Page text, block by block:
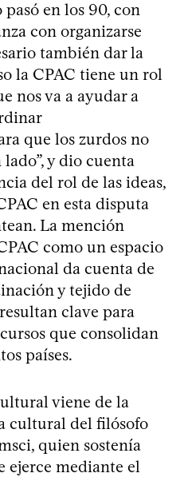
en los 90, con
con organizarse
también dar la
la CPAC tiene un rol
nos va a ayudar a
que los zurdos no
y dio cuenta
del rol de las ideas,
en esta disputa
La mención
como un espacio
da cuenta de
y tejido de
clave para
que consolidan
países.
viene de la
cultural del filósofo
quien sostenía
ejerce mediante el